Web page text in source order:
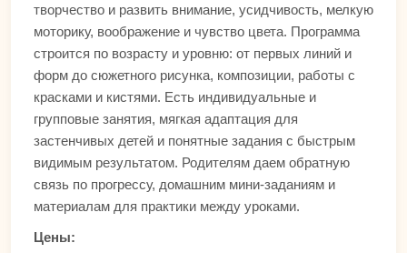
творчество и развить внимание, усидчивость, мелкую
моторику, воображение и чувство цвета. Программа
строится по возрасту и уровню: от первых линий и
форм до сюжетного рисунка, композиции, работы с
красками и кистями. Есть индивидуальные и
групповые занятия, мягкая адаптация для
застенчивых детей и понятные задания с быстрым
видимым результатом. Родителям даем обратную
связь по прогрессу, домашним мини-заданиям и
материалам для практики между уроками.
Цены: